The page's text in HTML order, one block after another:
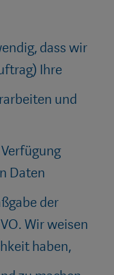
dass wir
Ihre
und
Daten
der
Wir weisen
haben,